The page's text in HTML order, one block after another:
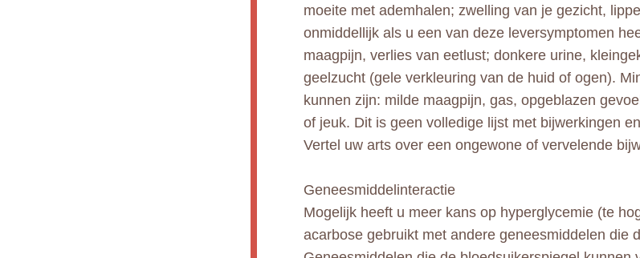
moeite met ademhalen; zwelling van je gezicht,
onmiddellijk als u een van deze leversymptomen
maagpijn, verlies van eetlust; donkere urine,
geelzucht (gele verkleuring van de huid of ogen).
kunnen zijn: milde maagpijn, gas, opgeblazen
of jeuk. Dit is geen volledige lijst met bijwerkingen
Vertel uw arts over een ongewone of vervelende
Geneesmiddelinteractie
Mogelijk heeft u meer kans op hyperglycemie (te
acarbose gebruikt met andere geneesmiddelen die